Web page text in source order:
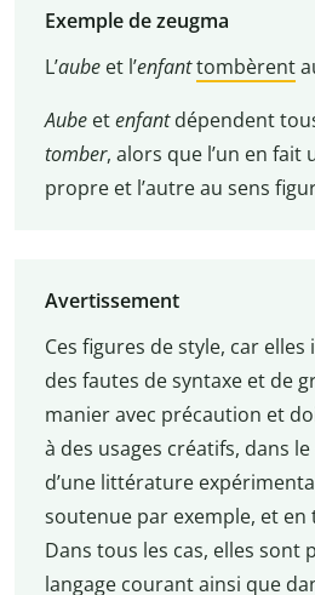
Exemple de zeugma
L’aubeet l’enfanttombèrent
Aubeetenfantdépendent
tomber, alors que l’un en fait
propre et l’autre au sens
Avertissement
Ces figures de style, car
des fautes de syntaxe et de
manier avec précaution et
à des usages créatifs, dans
d’une littérature
soutenue par exemple, et en
Dans tous les cas, elles sont
langage courant ainsi que